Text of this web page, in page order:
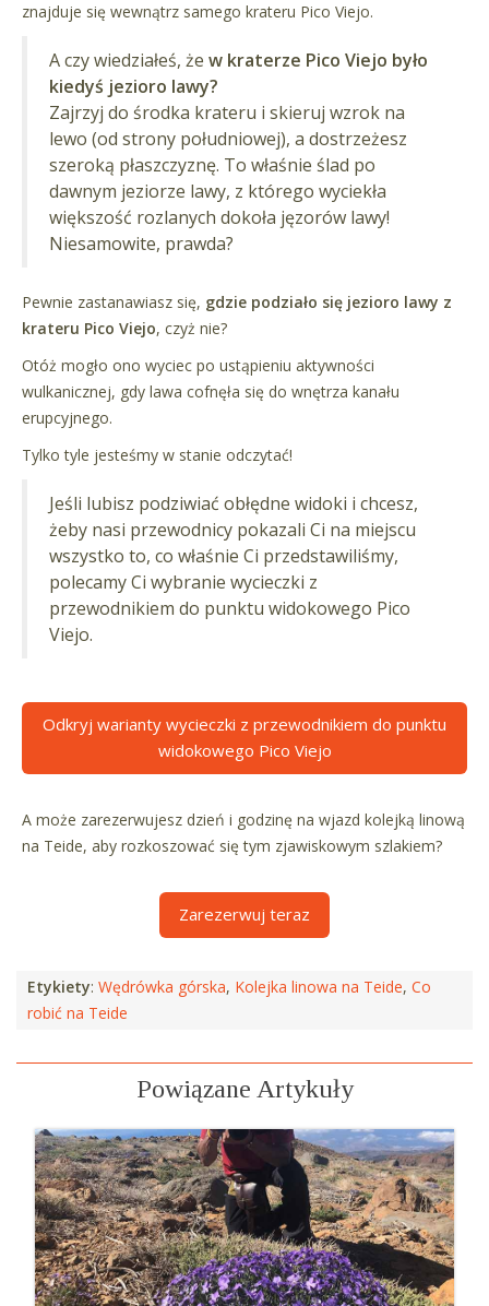
znajduje się wewnątrz samego krateru Pico Viejo.
A czy wiedziałeś, że w kraterze Pico Viejo było
kiedyś jezioro lawy?
Zajrzyj do środka krateru i skieruj wzrok na
lewo (od strony południowej), a dostrzeżesz
szeroką płaszczyznę. To właśnie ślad po
dawnym jeziorze lawy, z którego wyciekła
większość rozlanych dokoła jęzorów lawy!
Niesamowite, prawda?
Pewnie zastanawiasz się, gdzie podziało się jezioro lawy z
krateru Pico Viejo, czyż nie?
Otóż mogło ono wyciec po ustąpieniu aktywności
wulkanicznej, gdy lawa cofnęła się do wnętrza kanału
erupcyjnego.
Tylko tyle jesteśmy w stanie odczytać!
Jeśli lubisz podziwiać obłędne widoki i chcesz,
żeby nasi przewodnicy pokazali Ci na miejscu
wszystko to, co właśnie Ci przedstawiliśmy,
polecamy Ci wybranie wycieczki z
przewodnikiem do punktu widokowego Pico
Viejo.
Odkryj warianty wycieczki z przewodnikiem do punktu
widokowego Pico Viejo
A może zarezerwujesz dzień i godzinę na wjazd kolejką linową
na Teide, aby rozkoszować się tym zjawiskowym szlakiem?
Zarezerwuj teraz
Etykiety: Wędrówka górska, Kolejka linowa na Teide, Co
robić na Teide
Powiązane Artykuły